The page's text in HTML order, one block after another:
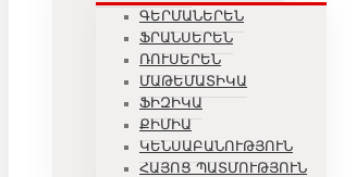
ԳԵՐՄԱՆԵՐԵՆ
ՖՐԱՆՍԵՐԵՆ
ՌՈՒՍԵՐԵՆ
ՄԱԹԵՄԱՏԻԿԱ
ՖԻԶԻԿԱ
ՔԻՄԻԱ
ԿԵՆՍԱԲԱՆՈՒԹՅՈՒՆ
ՀԱՅՈՑ ՊԱՏՄՈՒԹՅՈՒՆ